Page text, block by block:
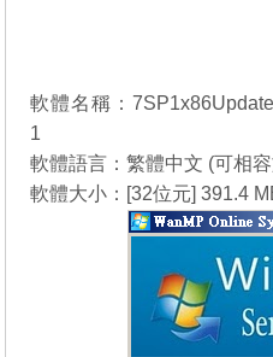
軟體名稱：
1
軟體語言：繁體中文 (可相
軟體大小：[32位元] 391.4